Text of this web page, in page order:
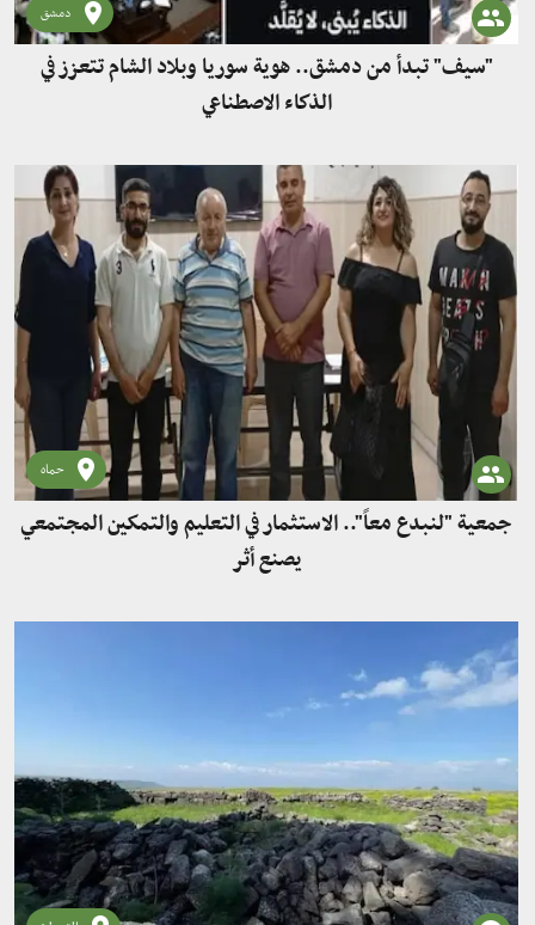
دمشق
"سيف" تبدأ من دمشق.. هوية سوريا وبلاد الشام تتعزز في
الذكاء الاصطناعي
حماه
جمعية "لنبدع معاً".. الاستثمار في التعليم والتمكين المجتمعي
يصنع أثر